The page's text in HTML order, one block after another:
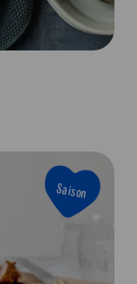
Saison